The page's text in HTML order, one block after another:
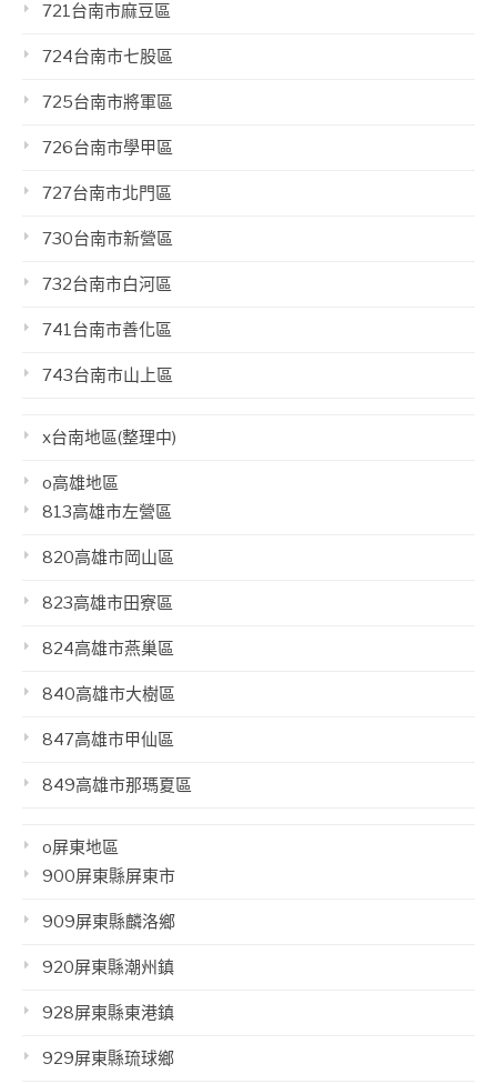
721台南市麻豆區
724台南市七股區
725台南市將軍區
726台南市學甲區
727台南市北門區
730台南市新營區
732台南市白河區
741台南市善化區
743台南市山上區
x台南地區(整理中)
o高雄地區
813高雄市左營區
820高雄市岡山區
823高雄市田寮區
824高雄市燕巢區
840高雄市大樹區
847高雄市甲仙區
849高雄市那瑪夏區
o屏東地區
900屏東縣屏東市
909屏東縣麟洛鄉
920屏東縣潮州鎮
928屏東縣東港鎮
929屏東縣琉球鄉